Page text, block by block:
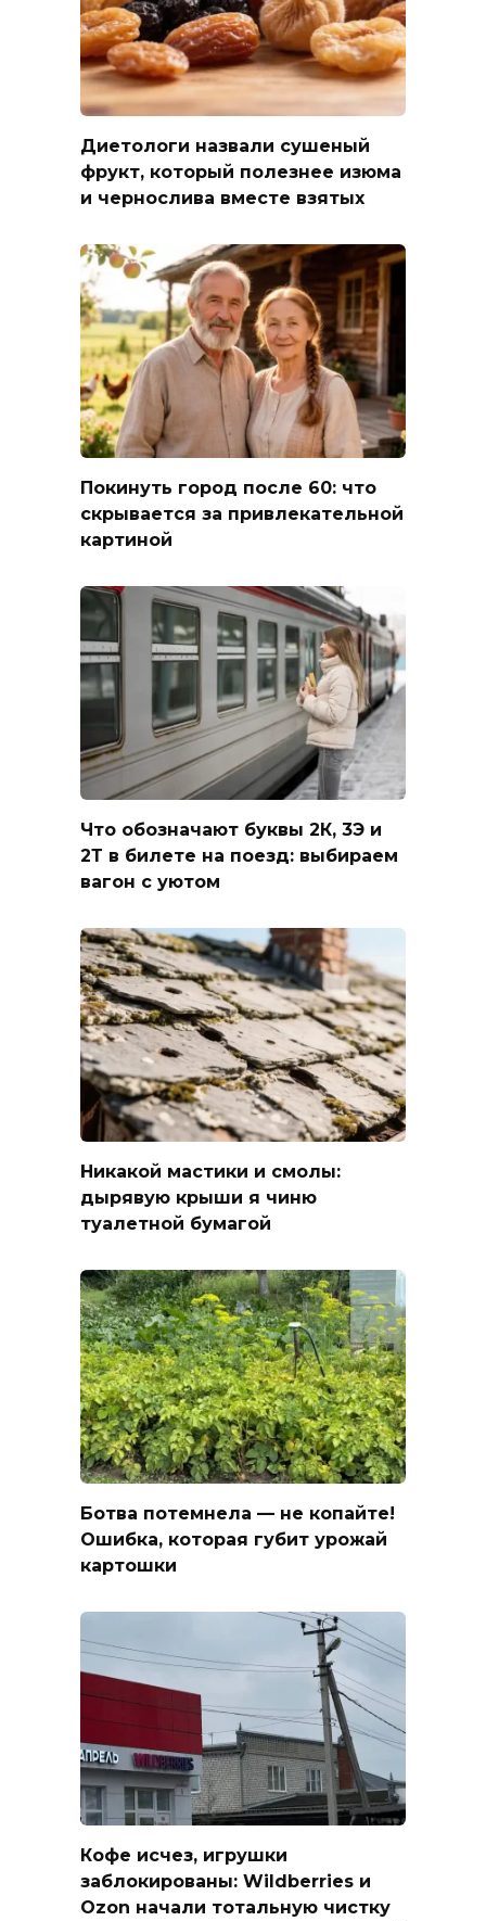
Диетологи назвали сушеный
фрукт, который полезнее изюма
и чернослива вместе взятых
Покинуть город после 60: что
скрывается за привлекательной
картиной
Что обозначают буквы 2К, 3Э и
2Т в билете на поезд: выбираем
вагон с уютом
Никакой мастики и смолы:
дырявую крыши я чиню
туалетной бумагой
Ботва потемнела — не копайте!
Ошибка, которая губит урожай
картошки
Кофе исчез, игрушки
заблокированы: Wildberries и
Ozon начали тотальную чистку